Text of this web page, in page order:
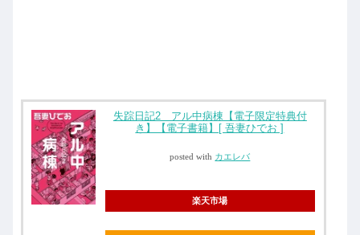
失踪日記2 アル中病棟【電子限定特典付
き】【電子書籍】[ 吾妻ひでお ]
posted with カエレバ
楽天市場